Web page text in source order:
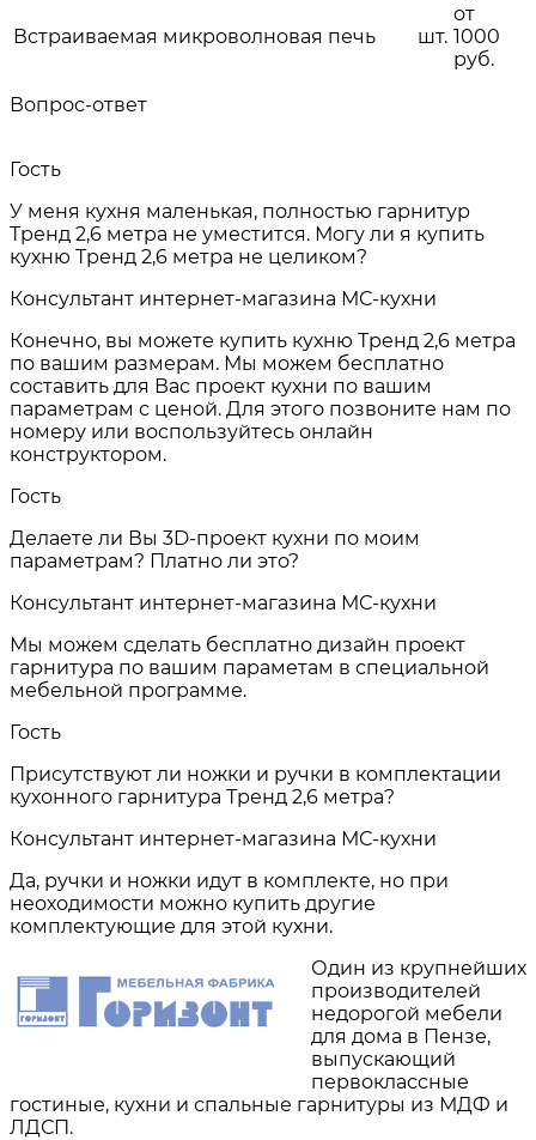
Встраиваемая микроволновая печь шт.
от
1000
руб.
Вопрос-ответ
Гость
У меня кухня маленькая, полностью гарнитур
Тренд 2,6 метра не уместится. Могу ли я купить
кухню Тренд 2,6 метра не целиком?
Консультант интернет-магазина МС-кухни
Конечно, вы можете купить кухню Тренд 2,6 метра
по вашим размерам. Мы можем бесплатно
составить для Вас проект кухни по вашим
параметрам с ценой. Для этого позвоните нам по
номеру или воспользуйтесь онлайн
конструктором.
Гость
Делаете ли Вы 3D-проект кухни по моим
параметрам? Платно ли это?
Консультант интернет-магазина МС-кухни
Мы можем сделать бесплатно дизайн проект
гарнитура по вашим параметам в специальной
мебельной программе.
Гость
Присутствуют ли ножки и ручки в комплектации
кухонного гарнитура Тренд 2,6 метра?
Консультант интернет-магазина МС-кухни
Да, ручки и ножки идут в комплекте, но при
неоходимости можно купить другие
комплектующие для этой кухни.
Один из крупнейших
производителей
недорогой мебели
для дома в Пензе,
выпускающий
первоклассные
гостиные, кухни и спальные гарнитуры из МДФ и
ЛДСП.